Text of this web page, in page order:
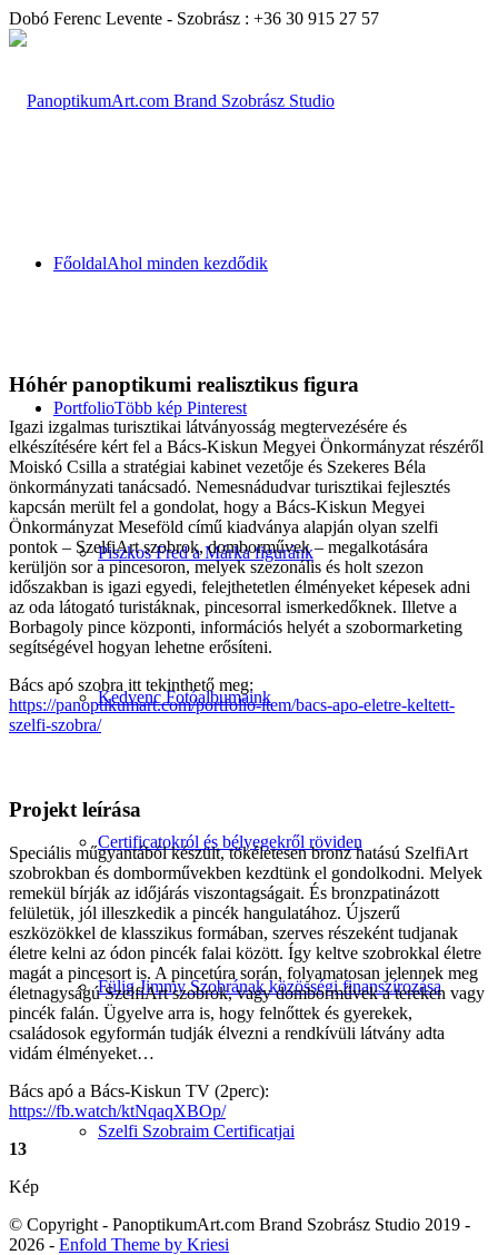
Dobó Ferenc Levente - Szobrász : +36 30 915 27 57
FőoldalAhol minden kezdődik
PortfolioTöbb kép Pinterest
Piszkos Fred a Márka figuránk
Kedvenc Fotóalbumaink
Certificatokról és bélyegekről röviden
Fülig Jimmy Szobrának közösségi finanszírozása
Szelfi Szobraim Certificatjai
Hóhér panoptikumi realisztikus figura
Igazi izgalmas turisztikai látványosság megtervezésére és
elkészítésére kért fel a Bács-Kiskun Megyei Önkormányzat részéről
Moiskó Csilla a stratégiai kabinet vezetője és Szekeres Béla
önkormányzati tanácsadó. Nemesnádudvar turisztikai fejlesztés
kapcsán merült fel a gondolat, hogy a Bács-Kiskun Megyei
Önkormányzat Meseföld című kiadványa alapján olyan szelfi
pontok – SzelfiArt szobrok, domborművek – megalkotására
kerüljön sor a pincesoron, melyek szezonális és holt szezon
időszakban is igazi egyedi, felejthetetlen élményeket képesek adni
az oda látogató turistáknak, pincesorral ismerkedőknek. Illetve a
Borbagoly pince központi, információs helyét a szobormarketing
segítségével hogyan lehetne erősíteni.
Bács apó szobra itt tekinthető meg:
https://panoptikumart.com/portfolio-item/bacs-apo-eletre-keltett-
szelfi-szobra/
Projekt leírása
Speciális műgyantából készült, tökéletesen bronz hatású SzelfiArt
szobrokban és domborművekben kezdtünk el gondolkodni. Melyek
remekül bírják az időjárás viszontagságait. És bronzpatinázott
felületük, jól illeszkedik a pincék hangulatához. Újszerű
eszközökkel de klasszikus formában, szerves részeként tudjanak
életre kelni az ódon pincék falai között. Így keltve szobrokkal életre
magát a pincesort is. A pincetúra során, folyamatosan jelennek meg
életnagyságú SzelfiArt szobrok, vagy domborművek a tereken vagy
pincék falán. Ügyelve arra is, hogy felnőttek és gyerekek,
családosok egyformán tudják élvezni a rendkívüli látvány adta
vidám élményeket…
Bács apó a Bács-Kiskun TV (2perc):
https://fb.watch/ktNqaqXBOp/
13
Kép
© Copyright - PanoptikumArt.com Brand Szobrász Studio 2019 -
2026 - Enfold Theme by Kriesi